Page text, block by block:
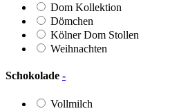
Dom Kollektion
Dömchen
Kölner Dom Stollen
Weihnachten
Schokolade -
Vollmilch